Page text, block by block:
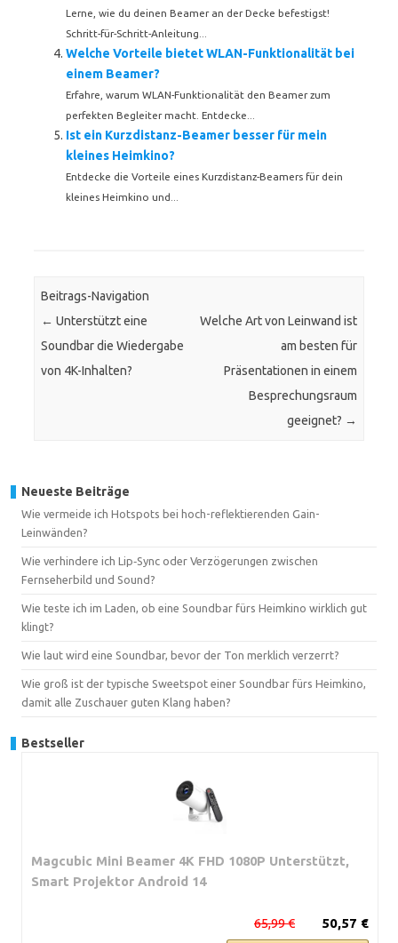
Lerne, wie du deinen Beamer an der Decke befestigst!
Schritt-für-Schritt-Anleitung...
Welche Vorteile bietet WLAN-Funktionalität bei
einem Beamer?
Erfahre, warum WLAN-Funktionalität den Beamer zum
perfekten Begleiter macht. Entdecke...
Ist ein Kurzdistanz-Beamer besser für mein
kleines Heimkino?
Entdecke die Vorteile eines Kurzdistanz-Beamers für dein
kleines Heimkino und...
Beitrags-Navigation
← Unterstützt eine
Soundbar die Wiedergabe
von 4K-Inhalten?
Welche Art von Leinwand ist
am besten für
Präsentationen in einem
Besprechungsraum
geeignet? →
Neueste Beiträge
Wie vermeide ich Hotspots bei hoch-reflektierenden Gain-
Leinwänden?
Wie verhindere ich Lip‑Sync oder Verzögerungen zwischen
Fernseherbild und Sound?
Wie teste ich im Laden, ob eine Soundbar fürs Heimkino wirklich gut
klingt?
Wie laut wird eine Soundbar, bevor der Ton merklich verzerrt?
Wie groß ist der typische Sweetspot einer Soundbar fürs Heimkino,
damit alle Zuschauer guten Klang haben?
Bestseller
Magcubic Mini Beamer 4K FHD 1080P Unterstützt,
Smart Projektor Android 14
50,57 €
65,99 €